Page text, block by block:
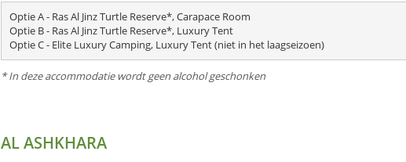
Optie A - Ras Al Jinz Turtle Reserve*, Carapace Room
Optie B - Ras Al Jinz Turtle Reserve*, Luxury Tent
Optie C - Elite Luxury Camping, Luxury Tent (niet in het laagseizoen)
* In deze accommodatie wordt geen alcohol geschonken
AL ASHKHARA